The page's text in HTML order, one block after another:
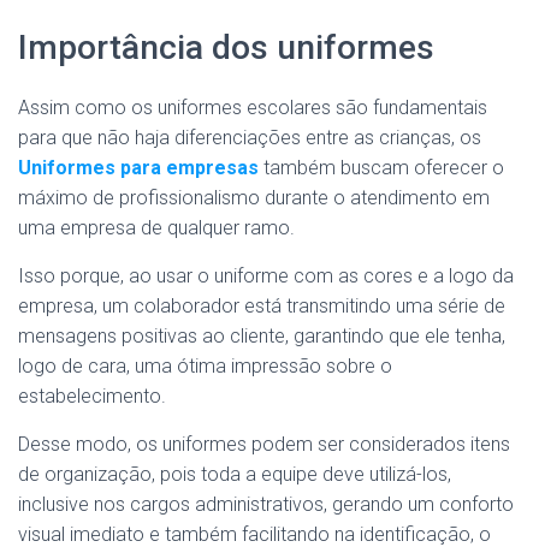
Importância dos uniformes
Assim como os uniformes escolares são fundamentais
para que não haja diferenciações entre as crianças, os
Uniformes para empresas também buscam oferecer o
máximo de profissionalismo durante o atendimento em
uma empresa de qualquer ramo.
Isso porque, ao usar o uniforme com as cores e a logo da
empresa, um colaborador está transmitindo uma série de
mensagens positivas ao cliente, garantindo que ele tenha,
logo de cara, uma ótima impressão sobre o
estabelecimento.
Desse modo, os uniformes podem ser considerados itens
de organização, pois toda a equipe deve utilizá-los,
inclusive nos cargos administrativos, gerando um conforto
visual imediato e também facilitando na identificação, o